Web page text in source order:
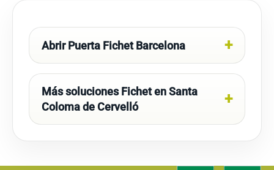
Abrir Puerta Fichet Barcelona
Más soluciones Fichet en Santa
Coloma de Cervelló